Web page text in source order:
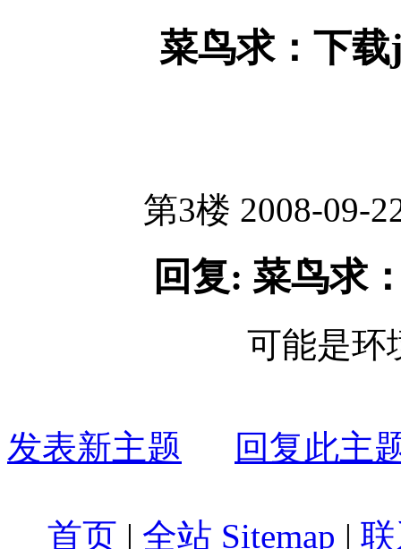
菜鸟求：下
第3楼 2008-09-
回复: 菜鸟求
可能是环
发表新主题 回复此主
首页 | 全站 Sitemap |